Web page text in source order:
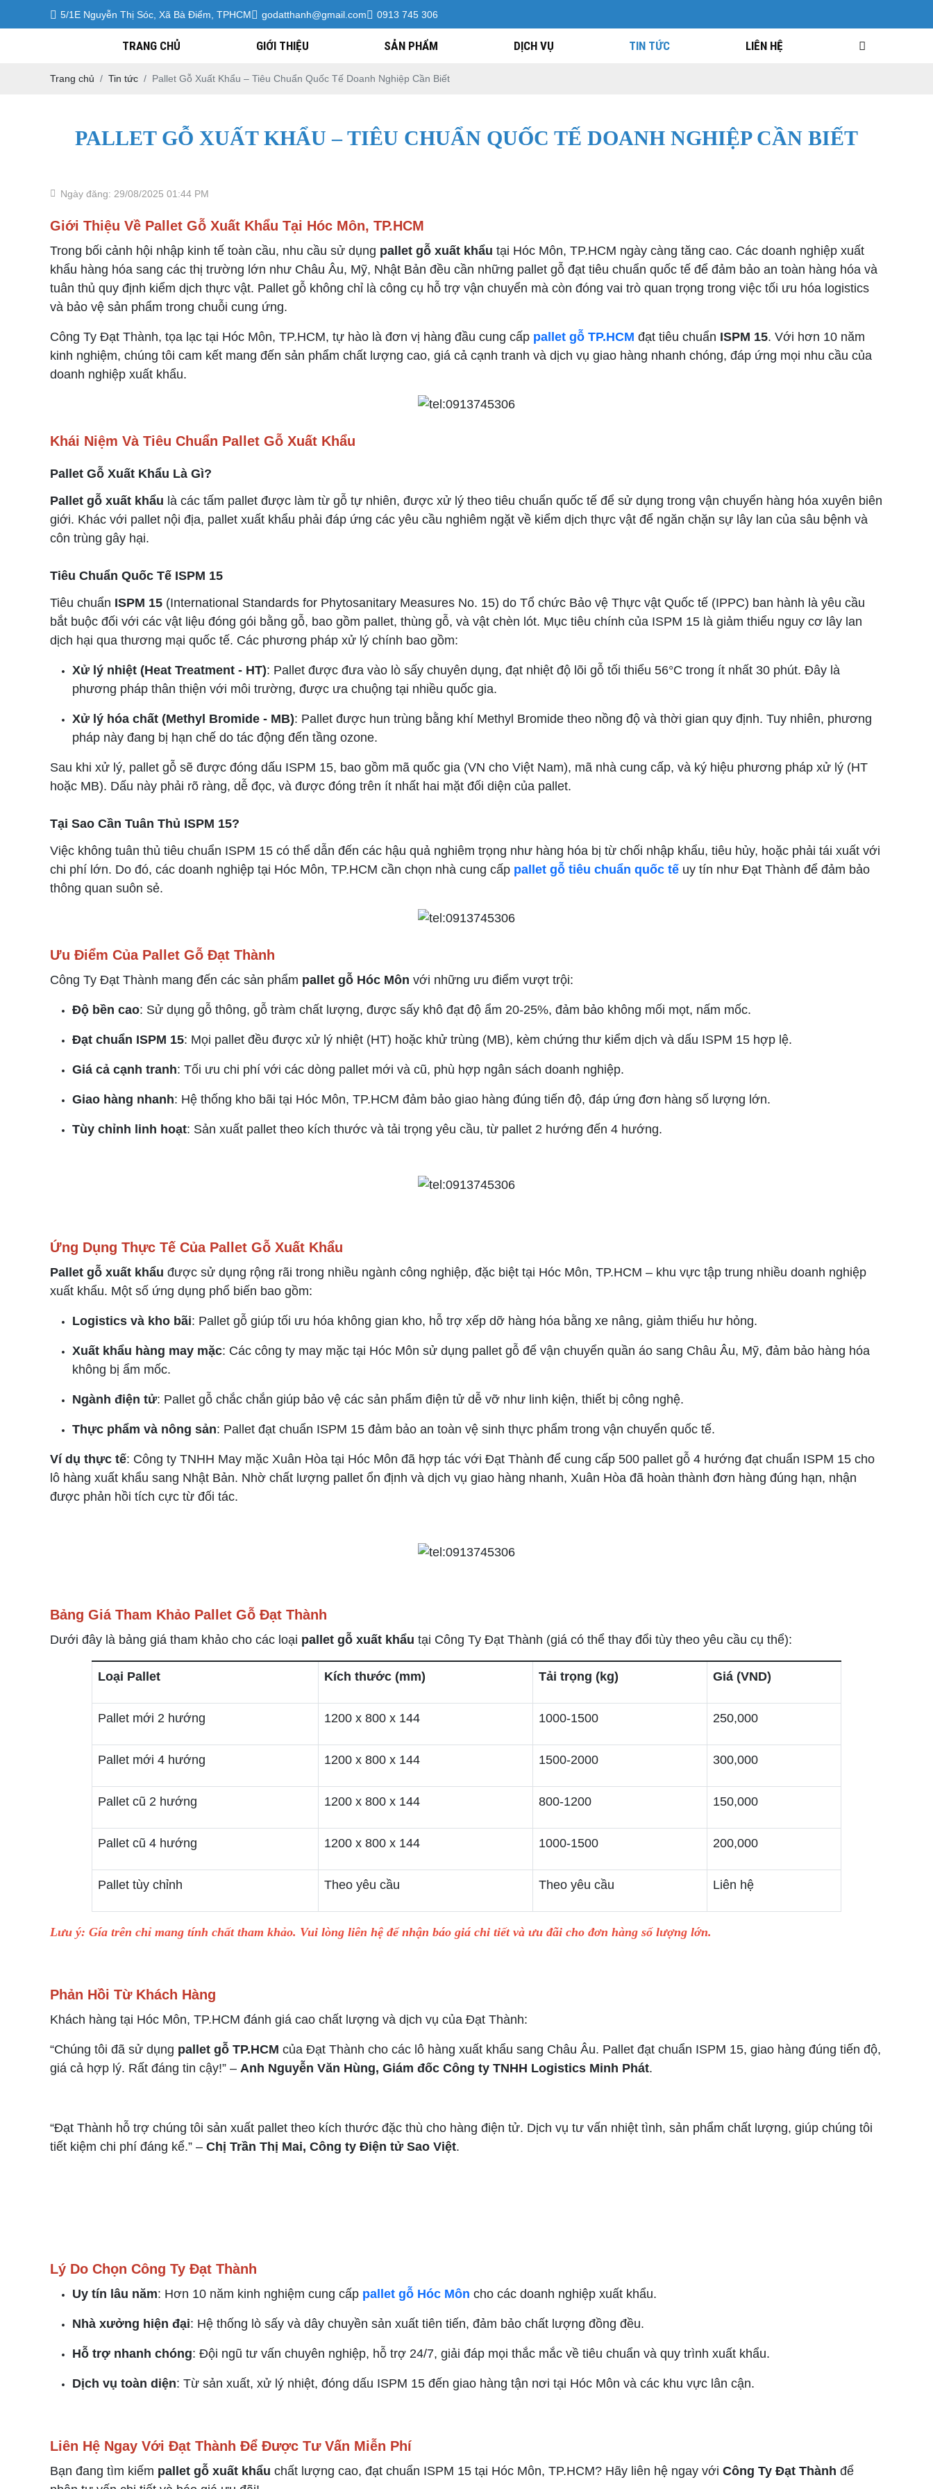
5/1E Nguyễn Thị Sóc, Xã Bà Điểm, TPHCM godatthanh@gmail.com 0913 745 306
TRANG CHỦ GIỚI THIỆU SẢN PHẨM DỊCH VỤ TIN TỨC LIÊN HỆ
Trang chủ Tin tức Pallet Gỗ Xuất Khẩu – Tiêu Chuẩn Quốc Tế Doanh Nghiệp Cần Biết
PALLET GỖ XUẤT KHẨU – TIÊU CHUẨN QUỐC TẾ DOANH NGHIỆP CẦN BIẾT
Ngày đăng: 29/08/2025 01:44 PM
Giới Thiệu Về Pallet Gỗ Xuất Khẩu Tại Hóc Môn, TP.HCM
Trong bối cảnh hội nhập kinh tế toàn cầu, nhu cầu sử dụng pallet gỗ xuất khẩu tại Hóc Môn, TP.HCM ngày càng tăng cao. Các doanh nghiệp xuất
khẩu hàng hóa sang các thị trường lớn như Châu Âu, Mỹ, Nhật Bản đều cần những pallet gỗ đạt tiêu chuẩn quốc tế để đảm bảo an toàn hàng hóa và
tuân thủ quy định kiểm dịch thực vật. Pallet gỗ không chỉ là công cụ hỗ trợ vận chuyển mà còn đóng vai trò quan trọng trong việc tối ưu hóa logistics
và bảo vệ sản phẩm trong chuỗi cung ứng.
Công Ty Đạt Thành, tọa lạc tại Hóc Môn, TP.HCM, tự hào là đơn vị hàng đầu cung cấp pallet gỗ TP.HCM đạt tiêu chuẩn ISPM 15. Với hơn 10 năm
kinh nghiệm, chúng tôi cam kết mang đến sản phẩm chất lượng cao, giá cả cạnh tranh và dịch vụ giao hàng nhanh chóng, đáp ứng mọi nhu cầu của
doanh nghiệp xuất khẩu.
Khái Niệm Và Tiêu Chuẩn Pallet Gỗ Xuất Khẩu
Pallet Gỗ Xuất Khẩu Là Gì?
Pallet gỗ xuất khẩu là các tấm pallet được làm từ gỗ tự nhiên, được xử lý theo tiêu chuẩn quốc tế để sử dụng trong vận chuyển hàng hóa xuyên biên
giới. Khác với pallet nội địa, pallet xuất khẩu phải đáp ứng các yêu cầu nghiêm ngặt về kiểm dịch thực vật để ngăn chặn sự lây lan của sâu bệnh và
côn trùng gây hại.
Tiêu Chuẩn Quốc Tế ISPM 15
Tiêu chuẩn ISPM 15 (International Standards for Phytosanitary Measures No. 15) do Tổ chức Bảo vệ Thực vật Quốc tế (IPPC) ban hành là yêu cầu
bắt buộc đối với các vật liệu đóng gói bằng gỗ, bao gồm pallet, thùng gỗ, và vật chèn lót. Mục tiêu chính của ISPM 15 là giảm thiểu nguy cơ lây lan
dịch hại qua thương mại quốc tế. Các phương pháp xử lý chính bao gồm:
Xử lý nhiệt (Heat Treatment - HT): Pallet được đưa vào lò sấy chuyên dụng, đạt nhiệt độ lõi gỗ tối thiểu 56°C trong ít nhất 30 phút. Đây là
phương pháp thân thiện với môi trường, được ưa chuộng tại nhiều quốc gia.
Xử lý hóa chất (Methyl Bromide - MB): Pallet được hun trùng bằng khí Methyl Bromide theo nồng độ và thời gian quy định. Tuy nhiên, phương
pháp này đang bị hạn chế do tác động đến tầng ozone.
Sau khi xử lý, pallet gỗ sẽ được đóng dấu ISPM 15, bao gồm mã quốc gia (VN cho Việt Nam), mã nhà cung cấp, và ký hiệu phương pháp xử lý (HT
hoặc MB). Dấu này phải rõ ràng, dễ đọc, và được đóng trên ít nhất hai mặt đối diện của pallet.
Tại Sao Cần Tuân Thủ ISPM 15?
Việc không tuân thủ tiêu chuẩn ISPM 15 có thể dẫn đến các hậu quả nghiêm trọng như hàng hóa bị từ chối nhập khẩu, tiêu hủy, hoặc phải tái xuất với
chi phí lớn. Do đó, các doanh nghiệp tại Hóc Môn, TP.HCM cần chọn nhà cung cấp pallet gỗ tiêu chuẩn quốc tế uy tín như Đạt Thành để đảm bảo
thông quan suôn sẻ.
Ưu Điểm Của Pallet Gỗ Đạt Thành
Công Ty Đạt Thành mang đến các sản phẩm pallet gỗ Hóc Môn với những ưu điểm vượt trội:
Độ bền cao: Sử dụng gỗ thông, gỗ tràm chất lượng, được sấy khô đạt độ ẩm 20-25%, đảm bảo không mối mọt, nấm mốc.
Đạt chuẩn ISPM 15: Mọi pallet đều được xử lý nhiệt (HT) hoặc khử trùng (MB), kèm chứng thư kiểm dịch và dấu ISPM 15 hợp lệ.
Giá cả cạnh tranh: Tối ưu chi phí với các dòng pallet mới và cũ, phù hợp ngân sách doanh nghiệp.
Giao hàng nhanh: Hệ thống kho bãi tại Hóc Môn, TP.HCM đảm bảo giao hàng đúng tiến độ, đáp ứng đơn hàng số lượng lớn.
Tùy chỉnh linh hoạt: Sản xuất pallet theo kích thước và tải trọng yêu cầu, từ pallet 2 hướng đến 4 hướng.
Ứng Dụng Thực Tế Của Pallet Gỗ Xuất Khẩu
Pallet gỗ xuất khẩu được sử dụng rộng rãi trong nhiều ngành công nghiệp, đặc biệt tại Hóc Môn, TP.HCM – khu vực tập trung nhiều doanh nghiệp
xuất khẩu. Một số ứng dụng phổ biến bao gồm:
Logistics và kho bãi: Pallet gỗ giúp tối ưu hóa không gian kho, hỗ trợ xếp dỡ hàng hóa bằng xe nâng, giảm thiểu hư hỏng.
Xuất khẩu hàng may mặc: Các công ty may mặc tại Hóc Môn sử dụng pallet gỗ để vận chuyển quần áo sang Châu Âu, Mỹ, đảm bảo hàng hóa
không bị ẩm mốc.
Ngành điện tử: Pallet gỗ chắc chắn giúp bảo vệ các sản phẩm điện tử dễ vỡ như linh kiện, thiết bị công nghệ.
Thực phẩm và nông sản: Pallet đạt chuẩn ISPM 15 đảm bảo an toàn vệ sinh thực phẩm trong vận chuyển quốc tế.
Ví dụ thực tế: Công ty TNHH May mặc Xuân Hòa tại Hóc Môn đã hợp tác với Đạt Thành để cung cấp 500 pallet gỗ 4 hướng đạt chuẩn ISPM 15 cho
lô hàng xuất khẩu sang Nhật Bản. Nhờ chất lượng pallet ổn định và dịch vụ giao hàng nhanh, Xuân Hòa đã hoàn thành đơn hàng đúng hạn, nhận
được phản hồi tích cực từ đối tác.
Bảng Giá Tham Khảo Pallet Gỗ Đạt Thành
Dưới đây là bảng giá tham khảo cho các loại pallet gỗ xuất khẩu tại Công Ty Đạt Thành (giá có thể thay đổi tùy theo yêu cầu cụ thể):
Loại Pallet Kích thước (mm) Tải trọng (kg) Giá (VND)
Pallet mới 2 hướng 1200 x 800 x 144 1000-1500 250,000
Pallet mới 4 hướng 1200 x 800 x 144 1500-2000 300,000
Pallet cũ 2 hướng 1200 x 800 x 144 800-1200 150,000
Pallet cũ 4 hướng 1200 x 800 x 144 1000-1500 200,000
Pallet tùy chỉnh Theo yêu cầu Theo yêu cầu Liên hệ
Lưu ý: Gía trên chỉ mang tính chất tham khảo. Vui lòng liên hệ để nhận báo giá chi tiết và ưu đãi cho đơn hàng số lượng lớn.
Phản Hồi Từ Khách Hàng
Khách hàng tại Hóc Môn, TP.HCM đánh giá cao chất lượng và dịch vụ của Đạt Thành:
“Chúng tôi đã sử dụng pallet gỗ TP.HCM của Đạt Thành cho các lô hàng xuất khẩu sang Châu Âu. Pallet đạt chuẩn ISPM 15, giao hàng đúng tiến độ,
giá cả hợp lý. Rất đáng tin cậy!” – Anh Nguyễn Văn Hùng, Giám đốc Công ty TNHH Logistics Minh Phát.
“Đạt Thành hỗ trợ chúng tôi sản xuất pallet theo kích thước đặc thù cho hàng điện tử. Dịch vụ tư vấn nhiệt tình, sản phẩm chất lượng, giúp chúng tôi
tiết kiệm chi phí đáng kể.” – Chị Trần Thị Mai, Công ty Điện tử Sao Việt.
Lý Do Chọn Công Ty Đạt Thành
Uy tín lâu năm: Hơn 10 năm kinh nghiệm cung cấp pallet gỗ Hóc Môn cho các doanh nghiệp xuất khẩu.
Nhà xưởng hiện đại: Hệ thống lò sấy và dây chuyền sản xuất tiên tiến, đảm bảo chất lượng đồng đều.
Hỗ trợ nhanh chóng: Đội ngũ tư vấn chuyên nghiệp, hỗ trợ 24/7, giải đáp mọi thắc mắc về tiêu chuẩn và quy trình xuất khẩu.
Dịch vụ toàn diện: Từ sản xuất, xử lý nhiệt, đóng dấu ISPM 15 đến giao hàng tận nơi tại Hóc Môn và các khu vực lân cận.
Liên Hệ Ngay Với Đạt Thành Để Được Tư Vấn Miễn Phí
Bạn đang tìm kiếm pallet gỗ xuất khẩu chất lượng cao, đạt chuẩn ISPM 15 tại Hóc Môn, TP.HCM? Hãy liên hệ ngay với Công Ty Đạt Thành để